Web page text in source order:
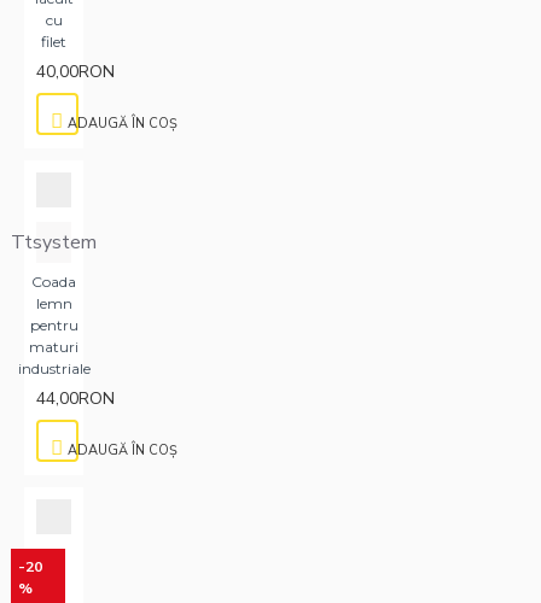
cu
filet
40,00RON
ADAUGĂ ÎN COŞ
Ttsystem
Coada
lemn
pentru
maturi
industriale
44,00RON
ADAUGĂ ÎN COŞ
-20
%